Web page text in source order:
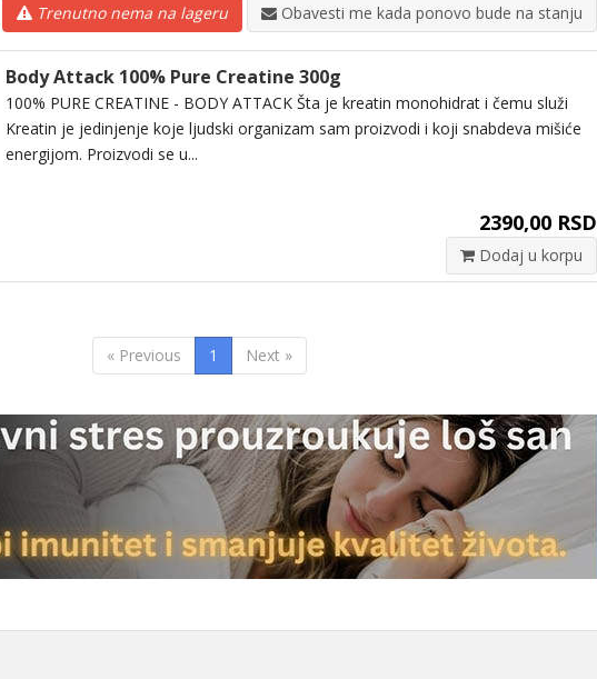
Trenutno nema na lageru Obavesti me kada ponovo bude na stanju
Body Attack 100% Pure Creatine 300g
100% PURE CREATINE - BODY ATTACK Šta je kreatin monohidrat i čemu služi
Kreatin je jedinjenje koje ljudski organizam sam proizvodi i koji snabdeva mišiće
energijom. Proizvodi se u...
2390,00 RSD
Dodaj u korpu
« Previous 1 Next »